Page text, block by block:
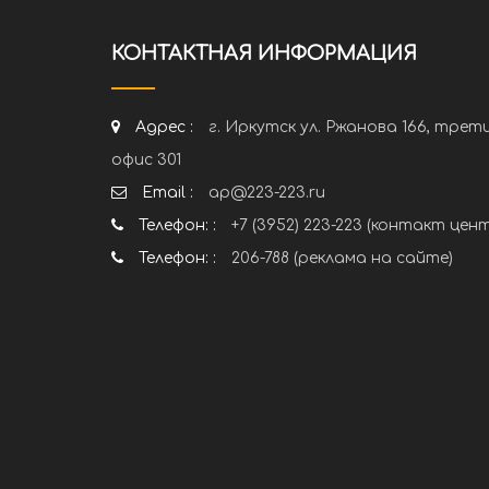
КОНТАКТНАЯ ИНФОРМАЦИЯ
Адрес :
г. Иркутск ул. Ржанова 166,
офис 301
Email :
ap@223-223.ru
Телефон: :
+7 (3952) 223-223 (контакт
Телефон: :
206-788 (реклама на сайте)